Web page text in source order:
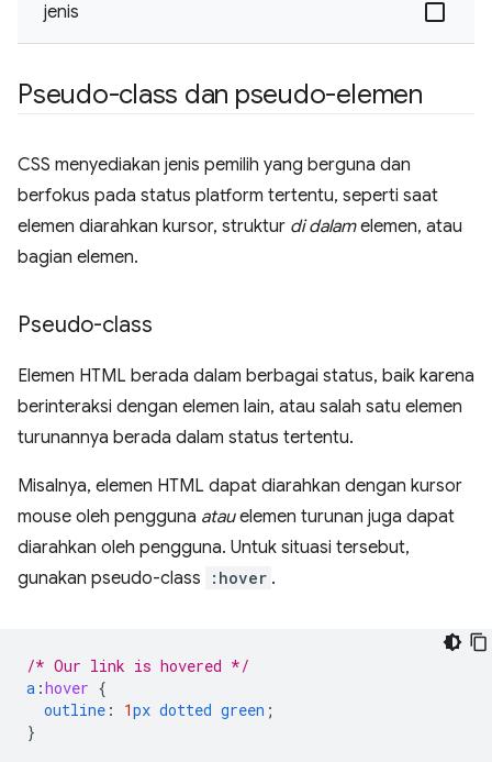
jenis
Pseudo-class dan pseudo-elemen
CSS menyediakan jenis pemilih yang berguna dan
berfokus pada status platform tertentu, seperti saat
elemen diarahkan kursor, struktur di dalamelemen, atau
bagian elemen.
Pseudo-class
Elemen HTML berada dalam berbagai status, baik karena
berinteraksi dengan elemen lain, atau salah satu elemen
turunannya berada dalam status tertentu.
Misalnya, elemen HTML dapat diarahkan dengan kursor
mouse oleh pengguna atauelemen turunan juga dapat
diarahkan oleh pengguna. Untuk situasi tersebut,
gunakan pseudo-class
:hover .
/* Our link is hovered */
a :hover {
outline : 1px dotted green ;
}